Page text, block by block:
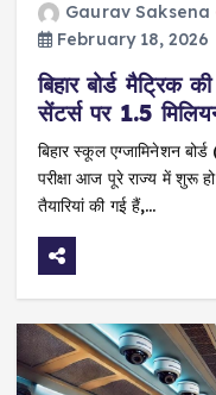
Gaurav Saksena
February 18, 2026
बिहार बोर्ड
सेंटर्स पर 1.5
बिहार स्कूल एग्जामिनेशन
परीक्षा आज पूरे राज्य में शुरू
तैयारियां की गई हैं,…